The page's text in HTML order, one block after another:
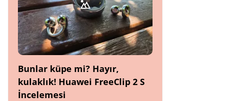
Bunlar küpe mi? Hayır,
kulaklık! Huawei FreeClip 2 S
İncelemesi